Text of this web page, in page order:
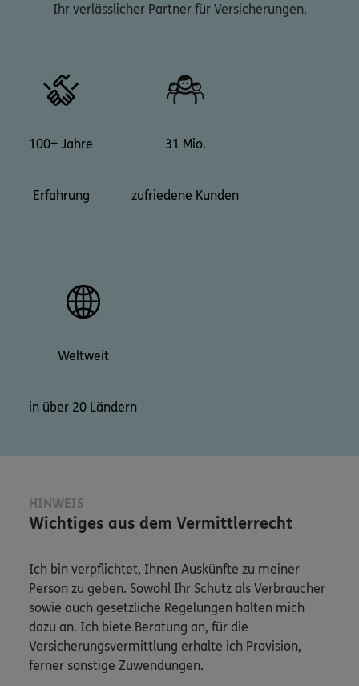
Ihr verlässlicher Partner für Versicherungen.
100+ Jahre
Erfahrung
31 Mio.
zufriedene Kunden
Weltweit
in über 20 Ländern
HINWEIS
Wichtiges aus dem Vermittlerrecht
Ich bin verpflichtet, Ihnen Auskünfte zu meiner
Person zu geben. Sowohl Ihr Schutz als Verbraucher
sowie auch gesetzliche Regelungen halten mich
dazu an. Ich biete Beratung an, für die
Versicherungsvermittlung erhalte ich Provision,
ferner sonstige Zuwendungen.